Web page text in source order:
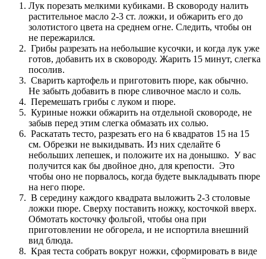
Лук порезать мелкими кубиками. В сковороду налить
растительное масло 2-3 ст. ложки, и обжарить его до
золотистого цвета на среднем огне. Следить, чтобы он
не пережарился.
Грибы разрезать на небольшие кусочки, и когда лук уже
готов, добавить их в сковороду. Жарить 15 минут, слегка
посолив.
Сварить картофель и приготовить пюре, как обычно.
Не забыть добавить в пюре сливочное масло и соль.
Перемешать грибы с луком и пюре.
Куриные ножки обжарить на отдельной сковороде, не
забыв перед этим слегка обмазать их солью.
Раскатать тесто, разрезать его на 6 квадратов 15 на 15
см. Обрезки не выкидывать. Из них сделайте 6
небольших лепешек, и положите их на донышко. У вас
получится как бы двойное дно, для крепости. Это
чтобы оно не порвалось, когда будете выкладывать пюре
на него пюре.
В середину каждого квадрата выложить 2-3 столовые
ложки пюре. Сверху поставить ножку, косточкой вверх.
Обмотать косточку фольгой, чтобы она при
приготовлении не обгорела, и не испортила внешний
вид блюда.
Края теста собрать вокруг ножки, сформировать в виде